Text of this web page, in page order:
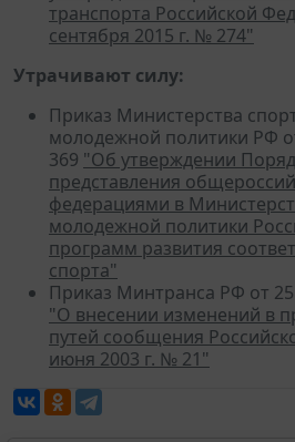
транспорта Российской
сентября 2015 г. № 274"
Утрачивают силу:
Приказ Министерства
молодежной политики РФ
369 "Об утверждении
представления
федерациями в
молодежной политики
программ развития
спорта"
Приказ Минтранса РФ от
"О внесении изменений в
путей сообщения
июня 2003 г. № 21"